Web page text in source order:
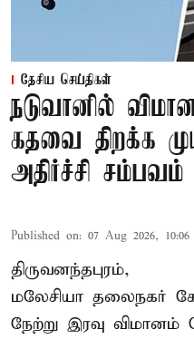
தேசிய செய்திகள்
நடுவானில்
கதவை திறக்க
அதிர்ச்சி சம்பவம்
Published on: 07 Aug 2026,
திருவனந்தபுரம்,
மலேசியா தலைநகர்
நேற்று இரவு விமானம்